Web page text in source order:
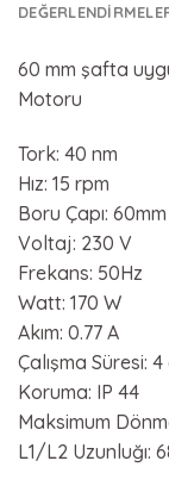
60 mm şafta
Motoru
Tork: 40 nm
Hız: 15 rpm
Boru Çapı: 60mm
Voltaj: 230 V
Frekans: 50Hz
Watt: 170 W
Akım: 0.77 A
Çalışma Süresi:
Koruma: IP 44
Maksimum
L1/L2 Uzunluğı: